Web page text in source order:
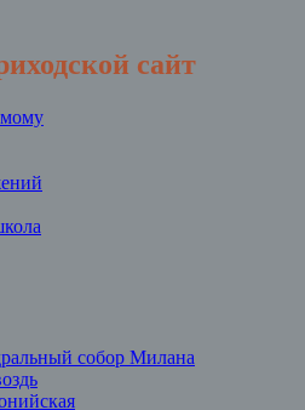
сайт
собор Милана